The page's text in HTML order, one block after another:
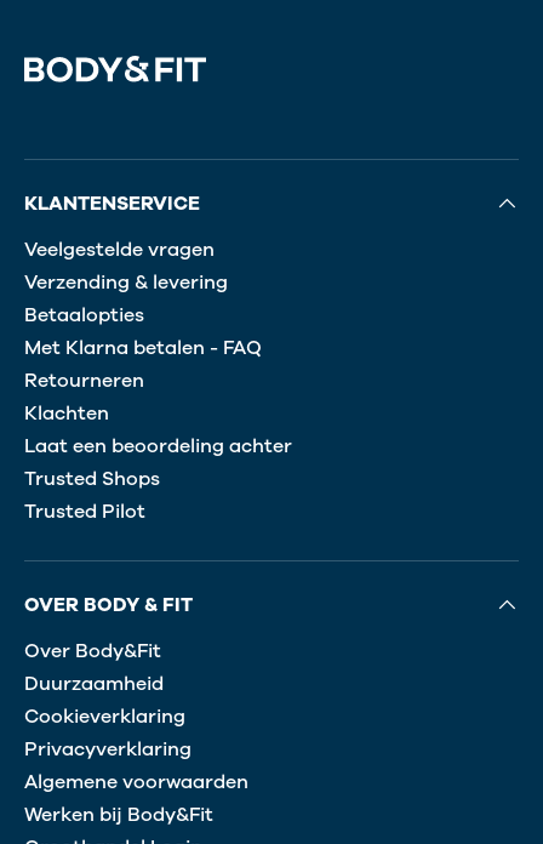
KLANTENSERVICE
Veelgestelde vragen
Verzending & levering
Betaalopties
Met Klarna betalen - FAQ
Retourneren
Klachten
Laat een beoordeling achter
Trusted Shops
Trusted Pilot
OVER BODY & FIT
Over Body&Fit
Duurzaamheid
Cookieverklaring
Privacyverklaring
Algemene voorwaarden
Werken bij Body&Fit